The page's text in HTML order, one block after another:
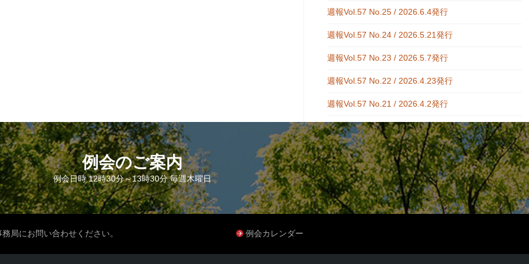
週報Vol.57 No.25 / 2026.6.4発行
週報Vol.57 No.24 / 2026.5.21発行
週報Vol.57 No.23 / 2026.5.7発行
週報Vol.57 No.22 / 2026.4.23発行
週報Vol.57 No.21 / 2026.4.2発行
例会のご案内
例会日時 12時30分～13時30分 毎週木曜日
局にお問い合わせください。 例会カレンダー